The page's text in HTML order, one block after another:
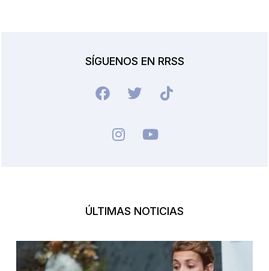
SÍGUENOS EN RRSS
ÚLTIMAS NOTICIAS